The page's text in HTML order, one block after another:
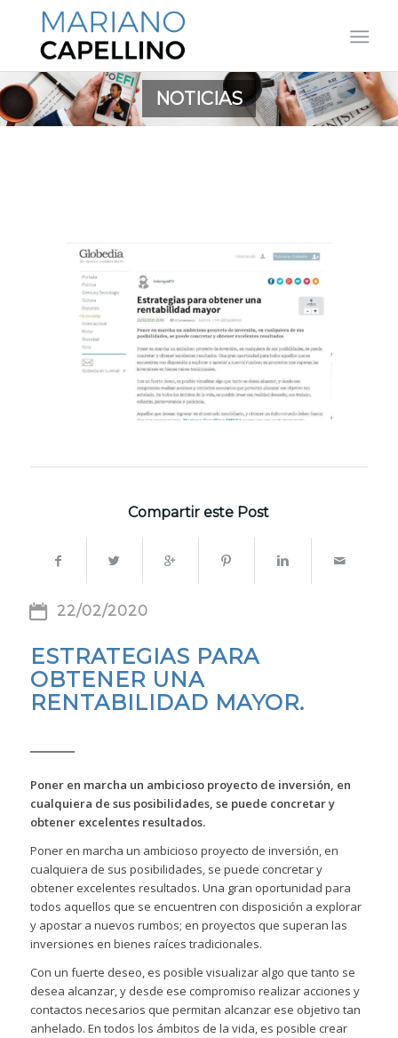
NOTICIAS
Compartir este Post
22/02/2020
ESTRATEGIAS PARA
OBTENER UNA
RENTABILIDAD MAYOR.
Poner en marcha un ambicioso proyecto de inversión, en
cualquiera de sus posibilidades, se puede concretar y
obtener excelentes resultados.
Poner en marcha un ambicioso proyecto de inversión, en
cualquiera de sus posibilidades, se puede concretar y
obtener excelentes resultados. Una gran oportunidad para
todos aquellos que se encuentren con disposición a explorar
y apostar a nuevos rumbos; en proyectos que superan las
inversiones en bienes raíces tradicionales.
Con un fuerte deseo, es posible visualizar algo que tanto se
desea alcanzar, y desde ese compromiso realizar acciones y
contactos necesarios que permitan alcanzar ese objetivo tan
anhelado. En todos los ámbitos de la vida, es posible crear